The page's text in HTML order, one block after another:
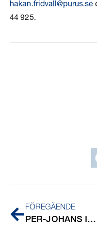
hakan.fridvall@purus.se
44 925.
FÖREGÅENDE
PER-JOHANS IMPONERANDE UTVECKLINGSRESA INOM PURUS